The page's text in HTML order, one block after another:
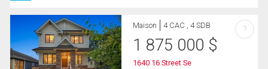
Maison 4 CAC , 4 SDB
1 875 000 $
1640 16 Street Se
?